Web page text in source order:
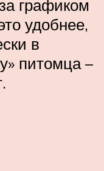
графиком
удобнее,
в
питомца –